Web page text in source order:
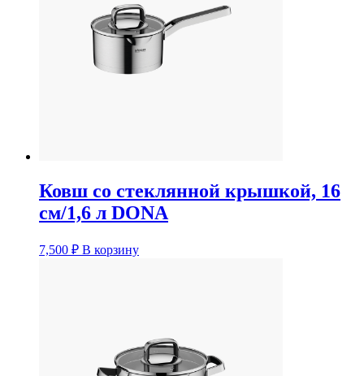
Ковш со стеклянной крышкой, 16
см/1,6 л DONA
7,500 ₽ В корзину